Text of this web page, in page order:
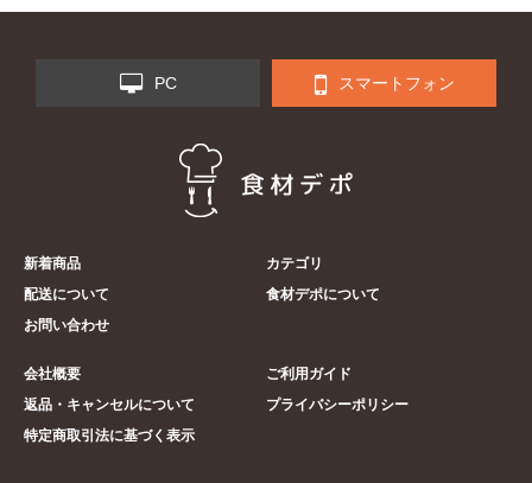
PC スマートフォン
新着商品
カテゴリ
配送について
食材デポについて
お問い合わせ
会社概要
ご利用ガイド
返品・キャンセルについて
プライバシーポリシー
特定商取引法に基づく表示